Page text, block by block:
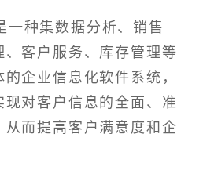
一种集数据分析、销售
、客户服务、库存管理等
企业信息化软件系统，
现对客户信息的全面、准
从而提高客户满意度和企